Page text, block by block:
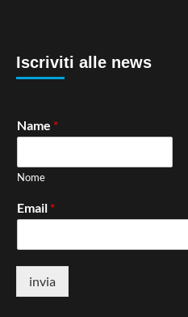
Iscriviti alle news
Name *
Nome
Email *
invia